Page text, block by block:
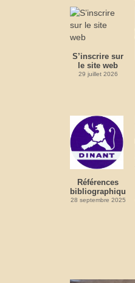
S’inscrire sur
le site web
29 juillet 2026
Références
bibliographiques
28 septembre 2025